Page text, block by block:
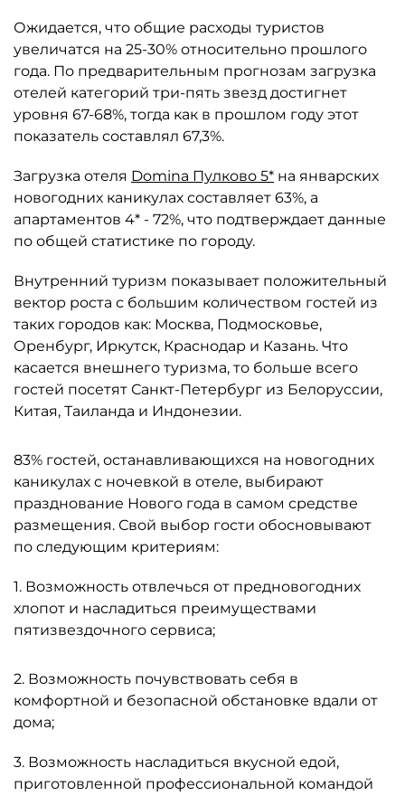
Ожидается, что общие расходы туристов
увеличатся на 25-30% относительно прошлого
года. По предварительным прогнозам загрузка
отелей категорий три-пять звезд достигнет
уровня 67-68%, тогда как в прошлом году этот
показатель составлял 67,3%.
Загрузка отеля Domina Пулково 5* на январских
новогодних каникулах составляет 63%, а
апартаментов 4* - 72%, что подтверждает данные
по общей статистике по городу.
Внутренний туризм показывает положительный
вектор роста с большим количеством гостей из
таких городов как: Москва, Подмосковье,
Оренбург, Иркутск, Краснодар и Казань. Что
касается внешнего туризма, то больше всего
гостей посетят Санкт-Петербург из Белоруссии,
Китая, Таиланда и Индонезии.
83% гостей, останавливающихся на новогодних
каникулах с ночевкой в отеле, выбирают
празднование Нового года в самом средстве
размещения. Свой выбор гости обосновывают
по следующим критериям:
1. Возможность отвлечься от предновогодних
хлопот и насладиться преимуществами
пятизвездочного сервиса;
2. Возможность почувствовать себя в
комфортной и безопасной обстановке вдали от
дома;
3. Возможность насладиться вкусной едой,
приготовленной профессиональной командой